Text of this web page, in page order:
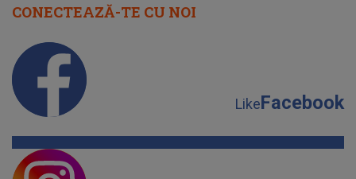
CONECTEAZĂ-TE CU NOI
LikeFacebook